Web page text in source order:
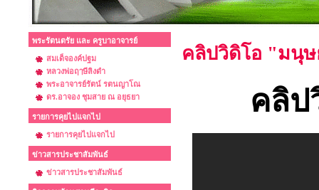
พระรัตนตรัย และ ครูบาอาจารย์
สมเด็จองค์ปฐม
หลวงพ่อฤๅษีลิงดำ
พระอาจารย์รัตน์ รตนญาโณ
ดร.อาจอง ชุมสาย ณ อยุธยา
รายการคุยไปแจกไป
รายการคุยไปแจกไป
ข่าวสารประชาสัมพันธ์
ข่าวสารประชาสัมพันธ์
คลิปวิดิโอ "มนุ
คลิป